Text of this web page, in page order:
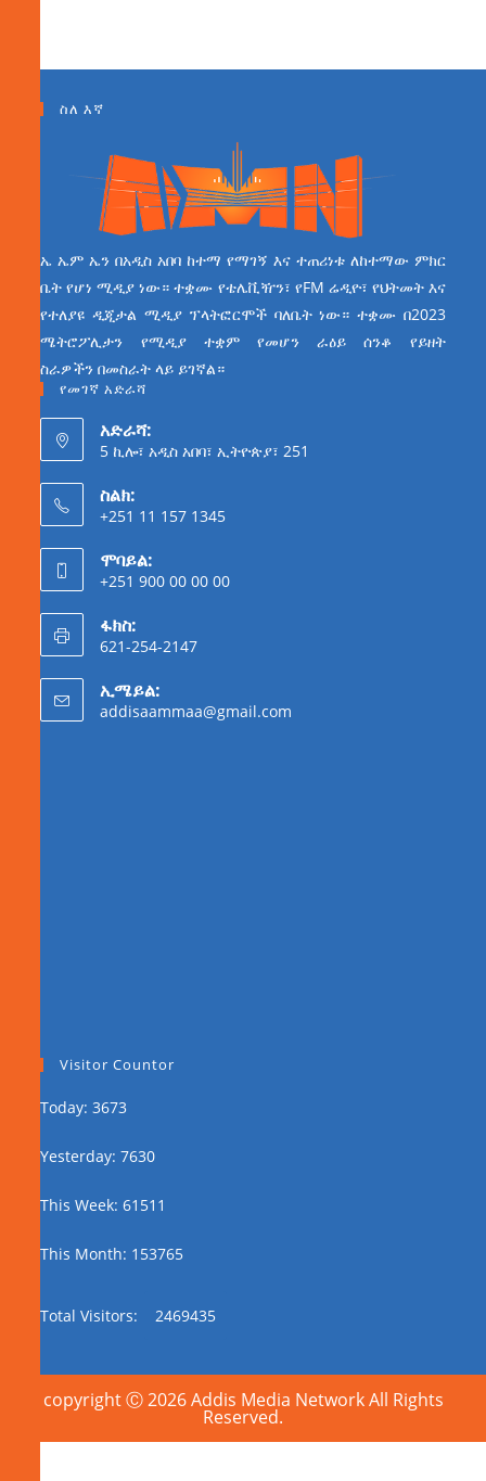
ስለ እኛ
ኤ ኤም ኤን በአዲስ አበባ ከተማ የማገኝ እና ተጠሪነቱ ለከተማው ምክር
ቤት የሆነ ሚዲያ ነው። ተቋሙ የቴሌቪዥን፣ የFM ሬዲዮ፣ የህትመት እና
የተለያዩ ዲጂታል ሚዲያ ፕላትፎርሞች ባለቤት ነው። ተቋሙ በ2023
ሜትሮፖሊታን የሚዲያ ተቋም የመሆን ራዕይ ሰንቆ የይዘት
ስራዎችን በመስራት ላይ ይገኛል።
የመገኛ አድራሻ
አድራሻ:
5 ኪሎ፣ አዲስ አበባ፣ ኢትዮጵያ፣ 251
ስልክ:
+251 11 157 1345
ሞባይል:
+251 900 00 00 00
ፋክስ:
621-254-2147
ኢሜይል:
addisaammaa@gmail.com
Visitor Countor
Today: 3673
Yesterday: 7630
This Week: 61511
This Month: 153765
Total Visitors: 2469435
copyright Ⓒ 2026 Addis Media Network All Rights
Reserved.